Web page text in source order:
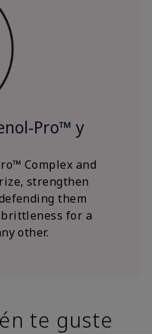
Pro™ y
Complex and
strengthen
them
for a
other.
te guste